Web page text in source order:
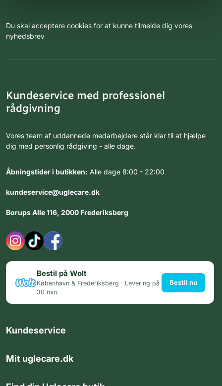
Du skal acceptere cookies for at kunne tilmelde dig vores
nyhedsbrev
Kundeservice med professionel
rådgivning
Vores team af uddannede medarbejdere står klar til at hjælpe
dig med personlig rådgiving - alle dage.
Åbningstider i butikken: Alle dage 8:00 - 22:00
kundeservice@uglecare.dk
Borups Alle 116, 2000 Frederiksberg
Bestil på Wolt
København & Frederiksberg · Levering på
30 min.
Bestil nu
Kundeservice
Mit uglecare.dk